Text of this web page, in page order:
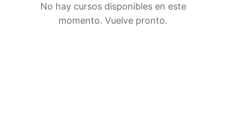
No hay cursos disponibles en este
momento. Vuelve pronto.